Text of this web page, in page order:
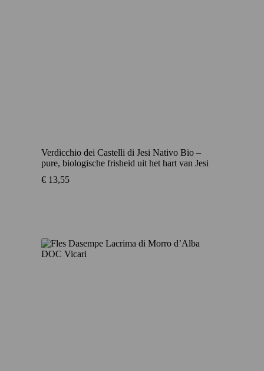
Verdicchio dei Castelli di Jesi Nativo Bio –
pure, biologische frisheid uit het hart van Jesi
€ 13,55